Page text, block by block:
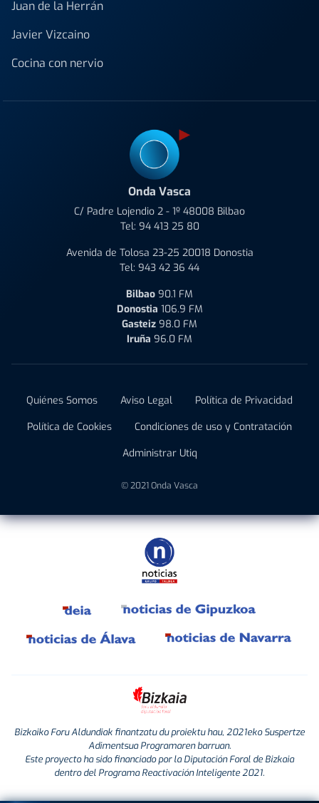
Juan de la Herrán
Javier Vizcaino
Cocina con nervio
Onda Vasca
C/ Padre Lojendio 2 - 1º 48008 Bilbao
Tel: 94 413 25 80
Avenida de Tolosa 23-25 20018 Donostia
Tel: 943 42 36 44
Bilbao 90.1 FM
Donostia 106.9 FM
Gasteiz 98.0 FM
Iruña 96.0 FM
Quiénes Somos Aviso Legal
Política de Privacidad
Política de Cookies
Condiciones de uso y Contratación
Administrar Utiq
© 2021 Onda Vasca
Bizkaiko Foru Aldundiak finantzatu du proiektu hau, 2021eko Suspertze
Adimentsua Programaren barruan.
Este proyecto ha sido financiado por la Diputación Foral de Bizkaia
dentro del Programa Reactivación Inteligente 2021.